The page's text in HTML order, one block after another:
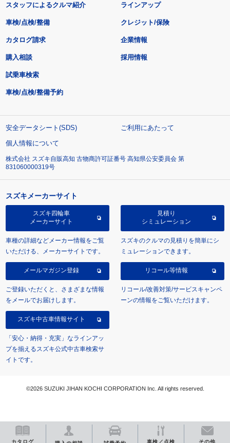
カタログ 車検／点検 その他
スタッフによるクルマ紹介 ラインアップ
車検/点検/整備 クレジット/保険
カタログ請求
購入相談
試乗車検索
車検/点検/整備予約
企業情報
採用情報
安全データシート(SDS)
ご利用にあたって
個人情報について
株式会社 スズキ自販高知 古物商許可証番号 高知県公安委員会 第
831060000319号
スズキメーカーサイト
スズキ四輪車
メーカーサイト
車種の詳細などメーカー情報をご覧
いただける、メーカーサイトです。
見積り
シミュレーション
スズキのクルマの見積りを簡単にシ
ミュレーションできます。
メールマガジン登録
ご登録いただくと、さまざまな情報
をメールでお届けします。
リコール等情報
リコール/改善対策/サービスキャンペ
ーンの情報をご覧いただけます。
スズキ中古車情報サイト
「安心・納得・充実」なラインアッ
プを揃えるスズキ公式中古車検索サ
イトです。
©2026 SUZUKI JIHAN KOCHI CORPORATION Inc. All rights reserved.